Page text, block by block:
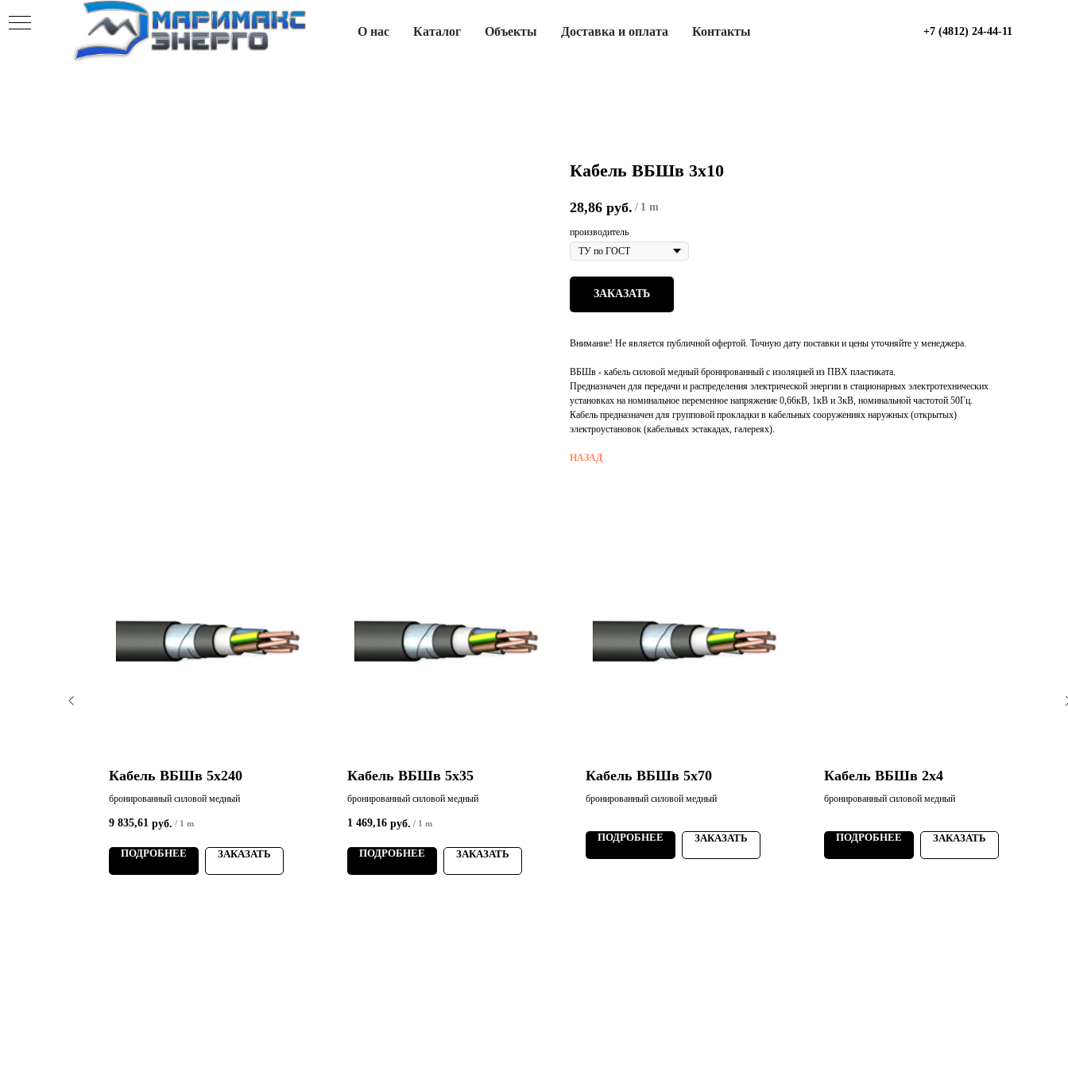
О нас Каталог Объекты Доставка и оплата Контакты +7 (4812) 24-44-11
Кабель ВБШв 3х10
28,86 руб. / 1 m
производитель
ЗАКАЗАТЬ
Внимание! Не является публичной офертой. Точную дату поставки и цены уточняйте у менеджера.
ВБШв - кабель силовой медный бронированный с изоляцией из ПВХ пластиката.
Предназначен для передачи и распределения электрической энергии в стационарных электротехнических
установках на номинальное переменное напряжение 0,66кВ, 1кВ и 3кВ, номинальной частотой 50Гц.
Кабель предназначен для групповой прокладки в кабельных сооружениях наружных (открытых)
электроустановок (кабельных эстакадах, галереях).
НАЗАД
Кабель ВБШв 5х240
бронированный силовой медный
9 835,61 руб. / 1 m
ПОДРОБНЕЕ ЗАКАЗАТЬ
Кабель ВБШв 5х35
бронированный силовой медный
1 469,16 руб. / 1 m
ПОДРОБНЕЕ ЗАКАЗАТЬ
Кабель ВБШв 5х70
бронированный силовой медный
ПОДРОБНЕЕ ЗАКАЗАТЬ
Кабель ВБШв 2х4
бронированный силовой медный
ПОДРОБНЕЕ ЗАКАЗАТЬ